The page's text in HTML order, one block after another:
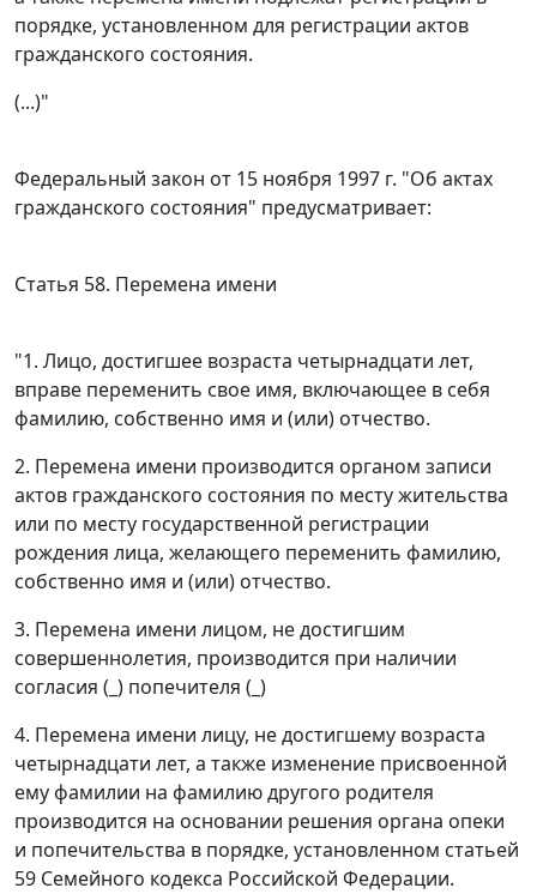
порядке, установленном для регистрации актов
гражданского состояния.
(...)"
Федеральный закон от 15 ноября 1997 г. "Об актах
гражданского состояния" предусматривает:
Статья 58. Перемена имени
"1. Лицо, достигшее возраста четырнадцати лет,
вправе переменить свое имя, включающее в себя
фамилию, собственно имя и (или) отчество.
2. Перемена имени производится органом записи
актов гражданского состояния по месту жительства
или по месту государственной регистрации
рождения лица, желающего переменить фамилию,
собственно имя и (или) отчество.
3. Перемена имени лицом, не достигшим
совершеннолетия, производится при наличии
согласия (_) попечителя (_)
4. Перемена имени лицу, не достигшему возраста
четырнадцати лет, а также изменение присвоенной
ему фамилии на фамилию другого родителя
производится на основании решения органа опеки
и попечительства в порядке, установленном статьей
59 Семейного кодекса Российской Федерации.